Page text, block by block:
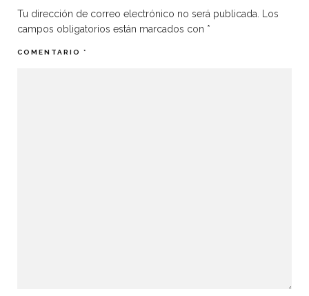
Tu dirección de correo electrónico no será publicada.
Los
campos obligatorios están marcados con *
COMENTARIO *